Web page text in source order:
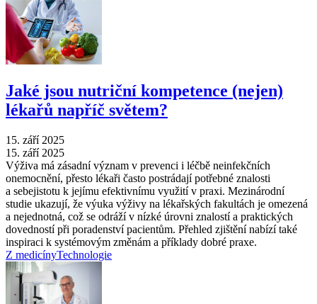
Jaké jsou nutriční kompetence (nejen)
lékařů napříč světem?
15. září 2025
15. září 2025
Výživa má zásadní význam v prevenci i léčbě neinfekčních
onemocnění, přesto lékaři často postrádají potřebné znalosti
a sebejistotu k jejímu efektivnímu využití v praxi. Mezinárodní
studie ukazují, že výuka výživy na lékařských fakultách je omezená
a nejednotná, což se odráží v nízké úrovni znalostí a praktických
dovedností při poradenství pacientům. Přehled zjištění nabízí také
inspiraci k systémovým změnám a příklady dobré praxe.
Z medicínyTechnologie